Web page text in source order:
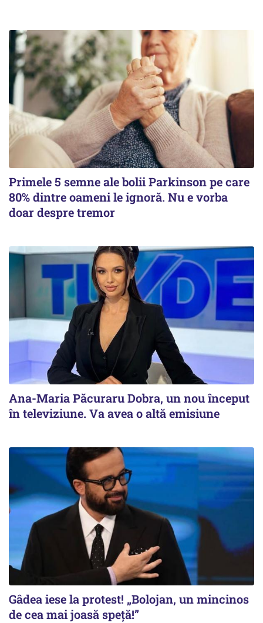
Primele 5 semne ale bolii Parkinson pe care
80% dintre oameni le ignoră. Nu e vorba
doar despre tremor
Ana-Maria Păcuraru Dobra, un nou început
în televiziune. Va avea o altă emisiune
Gâdea iese la protest! „Bolojan, un mincinos
de cea mai joasă speță!”